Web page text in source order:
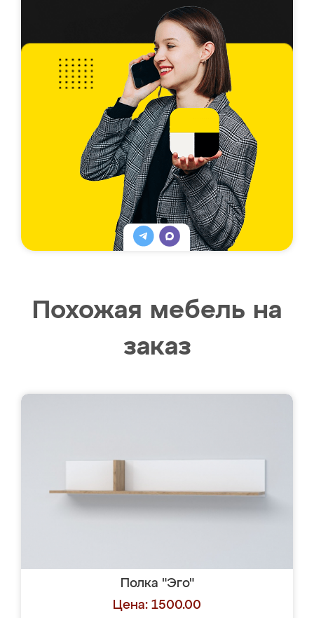
Похожая мебель на
заказ
Полка "Эго"
Цена: 1500.00